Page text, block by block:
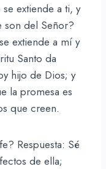
extiende a ti, y
son del Señor?
extiende a mí y
Santo da
hijo de Dios; y
la promesa es
que creen.
Respuesta: Sé
de ella;